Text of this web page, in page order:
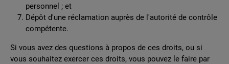
personnel ; et
Dépôt d'une réclamation auprès de l'autorité de contrôle
compétente.
Si vous avez des questions à propos de ces droits, ou si
vous souhaitez exercer ces droits, vous pouvez le faire par